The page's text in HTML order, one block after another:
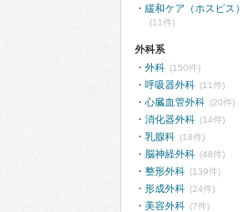
緩和ケア（ホスピス）
(11件)
外科系
外科 (150件)
呼吸器外科 (11件)
心臓血管外科 (20件)
消化器外科 (14件)
乳腺科 (18件)
脳神経外科 (48件)
整形外科 (139件)
形成外科 (24件)
美容外科 (7件)